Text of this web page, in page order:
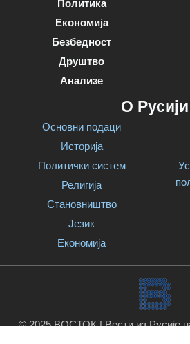
Политика
Економија
Безбедност
Друштво
Анализе
О Русији
Основни подаци
Историја
Политички систем
Религија
Становништво
Језик
Економија
© 2025 ВОСТОК | Вести из Русије